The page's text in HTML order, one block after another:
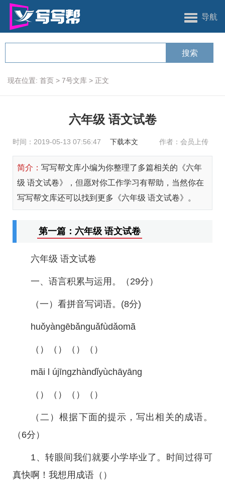
导航
现在位置: 首页 > 7号文库 > 正文
六年级 语文试卷
时间：2019-05-13 07:56:47 下载本文 作者：会员上传
简介： 写写帮文库小编为你整理了多篇相关的《六年
级 语文试卷》，但愿对你工作学习有帮助，当然你在
写写帮文库还可以找到更多《六年级 语文试卷》。
第一篇：六年级 语文试卷
六年级 语文试卷
一、语言积累与运用。（29分）
（一）看拼音写词语。(8分)
huǒyàngēbǎnɡuǎfùdǎomã
（）（）（）（）
mãi l újīngzhàndǐyùchāyāng
（）（）（）（）
（二）根据下面的提示，写出相关的成语。
（6分）
1、转眼间我们就要小学毕业了。时间过得可
真快啊！我想用成语（）